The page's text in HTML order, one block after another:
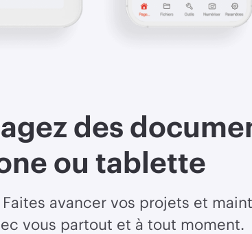
des
ou tablette
avancer vos projets et
vous partout et à tout moment.